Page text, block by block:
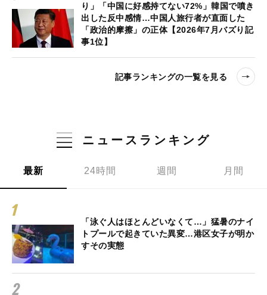
り」「中国に好感持てない72%」韓国で噴き
出した反中感情…中国人旅行者が直面した
「政治的摩擦」の正体【2026年7月バズり記
事1位】
記事ランキングの一覧を見る
ニュースランキング
最新 24時間 週間 月間
「泳ぐ人はほとんどいなくて…」猛暑のナイ
トプールで起きていた異変…港区女子が明か
すその実態